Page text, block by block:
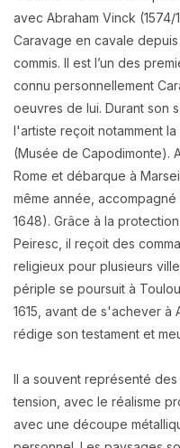
avec Abraham Vinck (1574/
Caravage en cavale
commis. ll est l’un des
connu personnellement
oeuvres de lui. Durant son
l'artiste reçoit notamment
(Musée de Capodimonte).
Rome et débarque à
même année,
1648). Grâce à la
Peiresc, il reçoit des
religieux pour plusieurs
périple se poursuit à
1615, avant de s'achever à
rédige son testament et
Il a souvent représenté des
tension, avec le réalisme
avec une découpe